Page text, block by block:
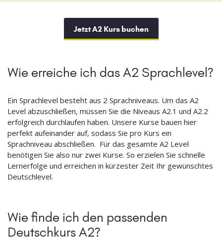
Jetzt A2 Kurs buchen
Wie erreiche ich das A2 Sprachlevel?
Ein Sprachlevel besteht aus 2 Sprachniveaus. Um das A2
Level abzuschließen, müssen Sie die Niveaus A2.1 und A2.2
erfolgreich durchlaufen haben. Unsere Kurse bauen hier
perfekt aufeinander auf, sodass Sie pro Kurs ein
Sprachniveau abschließen. Für das gesamte A2 Level
benötigen Sie also nur zwei Kurse. So erzielen Sie schnelle
Lernerfolge und erreichen in kürzester Zeit Ihr gewünschtes
Deutschlevel.
Wie finde ich den passenden
Deutschkurs A2?